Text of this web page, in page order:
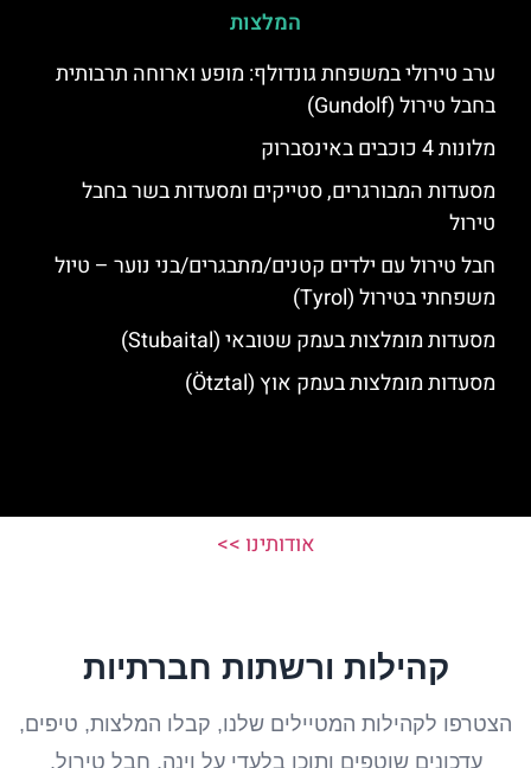
המלצות
ערב טירולי במשפחת גונדולף: מופע וארוחה תרבותית
בחבל טירול (Gundolf)
מלונות 4 כוכבים באינסברוק
מסעדות המבורגרים, סטייקים ומסעדות בשר בחבל
טירול
חבל טירול עם ילדים קטנים/מתבגרים/בני נוער – טיול
משפחתי בטירול (Tyrol)
מסעדות מומלצות בעמק שטובאי (Stubaital)
מסעדות מומלצות בעמק אוץ (Ötztal)
אודותינו >>
קהילות ורשתות חברתיות
הצטרפו לקהילות המטיילים שלנו, קבלו המלצות, טיפים,
עדכונים שוטפים ותוכן בלעדי על וינה, חבל טירול,